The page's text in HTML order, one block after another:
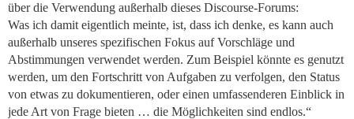
über die Verwendung außerhalb dieses Discourse-Forums:
Was ich damit eigentlich meinte, ist, dass ich denke, es kann auch
außerhalb unseres spezifischen Fokus auf Vorschläge und
Abstimmungen verwendet werden. Zum Beispiel könnte es genutzt
werden, um den Fortschritt von Aufgaben zu verfolgen, den Status
von etwas zu dokumentieren, oder einen umfassenderen Einblick in
jede Art von Frage bieten … die Möglichkeiten sind endlos.“